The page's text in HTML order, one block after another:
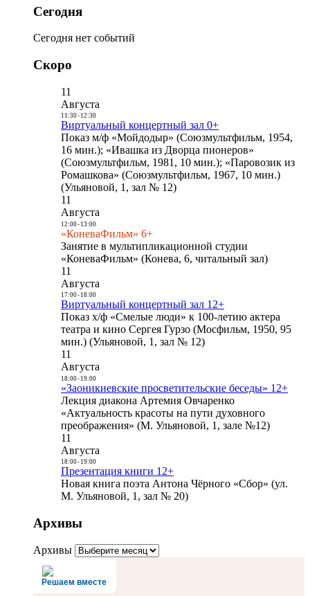
Сегодня
Сегодня нет событий
Скоро
11
Августа
11:30- 12:30
Виртуальный концертный зал 0+
Показ м/ф «Мойдодыр» (Союзмультфильм, 1954,
16 мин.); «Ивашка из Дворца пионеров»
(Союзмультфильм, 1981, 10 мин.); «Паровозик из
Ромашкова» (Союзмультфильм, 1967, 10 мин.)
(Ульяновой, 1, зал № 12)
11
Августа
12:00- 13:00
«КоневаФильм» 6+
Занятие в мультипликационной студии
«КоневаФильм» (Конева, 6, читальный зал)
11
Августа
17:00- 18:00
Виртуальный концертный зал 12+
Показ х/ф «Смелые люди» к 100-летию актера
театра и кино Сергея Гурзо (Мосфильм, 1950, 95
мин.) (Ульяновой, 1, зал № 12)
11
Августа
18:00- 19:00
«Заоникиевские просветительские беседы» 12+
Лекция диакона Артемия Овчаренко
«Актуальность красоты на пути духовного
преображения» (М. Ульяновой, 1, зале №12)
11
Августа
18:00- 19:00
Презентация книги 12+
Новая книга поэта Антона Чёрного «Сбор» (ул.
М. Ульяновой, 1, зал № 20)
Архивы
Архивы
Решаем вместе